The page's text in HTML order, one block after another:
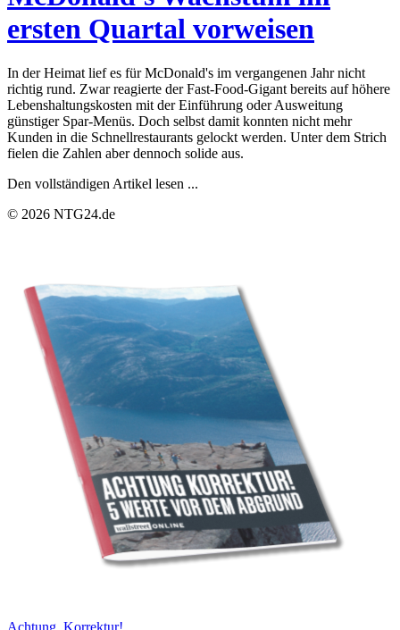
ersten Quartal vorweisen
In der Heimat lief es für McDonald's im vergangenen Jahr nicht
richtig rund. Zwar reagierte der Fast-Food-Gigant bereits auf höhere
Lebenshaltungskosten mit der Einführung oder Ausweitung
günstiger Spar-Menüs. Doch selbst damit konnten nicht mehr
Kunden in die Schnellrestaurants gelockt werden. Unter dem Strich
fielen die Zahlen aber dennoch solide aus.
Den vollständigen Artikel lesen ...
© 2026 NTG24.de
Achtung, Korrektur!